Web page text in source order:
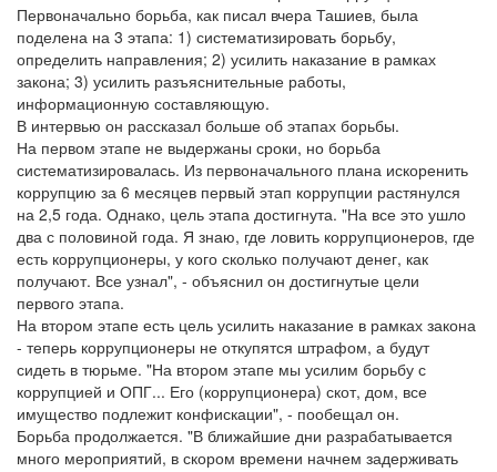
Первоначально борьба, как писал вчера Ташиев, была
поделена на 3 этапа: 1) систематизировать борьбу,
определить направления; 2) усилить наказание в рамках
закона; 3) усилить разъяснительные работы,
информационную составляющую.
В интервью он рассказал больше об этапах борьбы.
На первом этапе не выдержаны сроки, но борьба
систематизировалась. Из первоначального плана искоренить
коррупцию за 6 месяцев первый этап коррупции растянулся
на 2,5 года. Однако, цель этапа достигнута. "На все это ушло
два с половиной года. Я знаю, где ловить коррупционеров, где
есть коррупционеры, у кого сколько получают денег, как
получают. Все узнал", - объяснил он достигнутые цели
первого этапа.
На втором этапе есть цель усилить наказание в рамках закона
- теперь коррупционеры не откупятся штрафом, а будут
сидеть в тюрьме. "На втором этапе мы усилим борьбу с
коррупцией и ОПГ... Его (коррупционера) скот, дом, все
имущество подлежит конфискации", - пообещал он.
Борьба продолжается. "В ближайшие дни разрабатывается
много мероприятий, в скором времени начнем задерживать